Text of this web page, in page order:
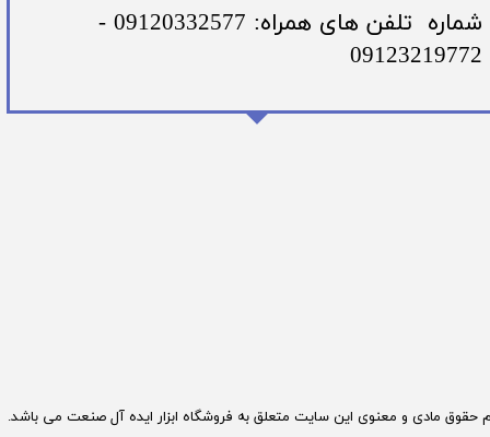
حقوق مادی و معنوی این سایت متعلق به فروشگاه ابزار ایده آل صنعت می باشد.
​شماره تلفن های همراه: 09120332577 -
09123219772